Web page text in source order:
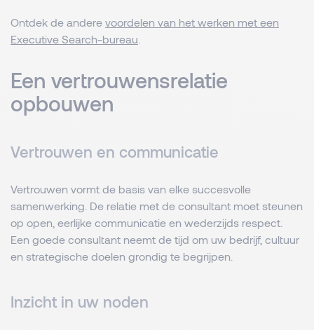
Ontdek de andere voordelen van het werken met een
Executive Search-bureau
Een vertrouwensrelatie
opbouwen
Vertrouwen en communicatie
Vertrouwen vormt de basis van elke succesvolle
samenwerking. De relatie met de consultant moet steunen
op open, eerlijke communicatie en wederzijds respect.
Een goede consultant neemt de tijd om uw bedrijf, cultuur
en strategische doelen grondig te begrijpen.
Inzicht in uw noden